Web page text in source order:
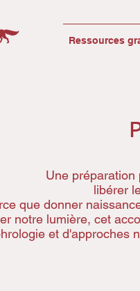
Ressources
Une préparation
libérer
que donner
notre lumière, cet
et d'approches